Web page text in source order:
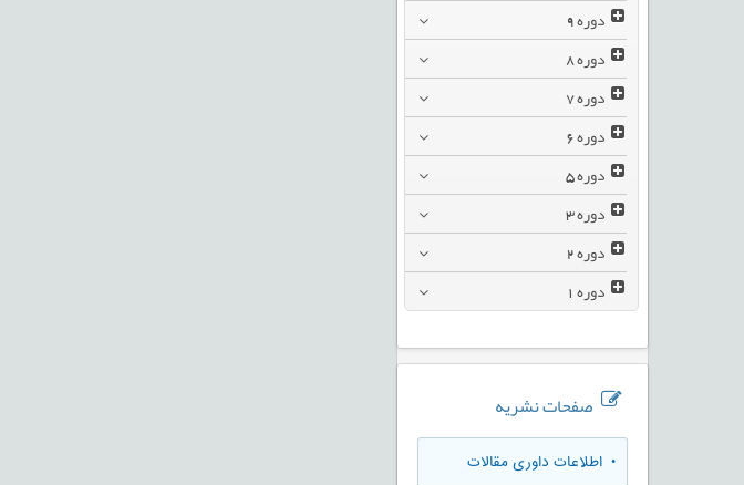
دوره
دوره
دوره
دوره
دوره
دوره
دوره
دوره
صفحات نشریه
• اطلاعات داوری مقالات